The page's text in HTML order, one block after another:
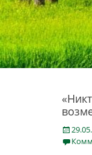
Posted
on